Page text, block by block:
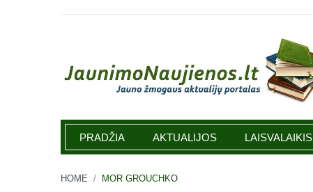
Jaunimonaujienos.lt
PRADŽIA AKTUALIJOS LAISVALAIKIS
HOME / MOR GROUCHKO